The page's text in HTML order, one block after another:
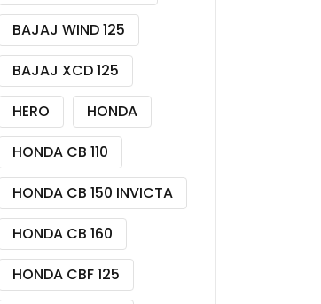
BAJAJ WIND 125
BAJAJ XCD 125
HERO
HONDA
HONDA CB 110
HONDA CB 150 INVICTA
HONDA CB 160
HONDA CBF 125